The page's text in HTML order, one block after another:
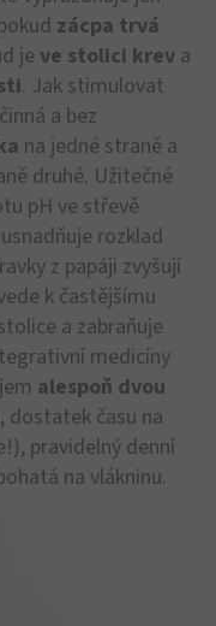
zácpa trvá
je ve stolici krev a
. Jak stimulovat
a bez
na jedné straně a
druhé. Užitečné
pH ve střevě
rozklad
z papáji zvyšují
k častějšímu
a zabraňuje
medicíny
alespoň dvou
dostatek času na
pravidelný denní
na vlákninu.